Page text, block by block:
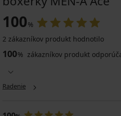
100%
2 zákazníkov produkt hodnotilo
100% zákazníkov produkt
Radenie